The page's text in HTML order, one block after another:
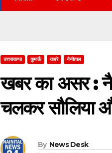
उत्तराखण्ड कुमाऊँ खबरे नैनीताल
खबर का असर :
चलकर सौलिया
By News Desk